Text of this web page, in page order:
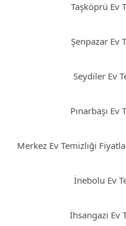
Taşköprü Ev
Şenpazar Ev
Seydiler Ev
Pınarbaşı Ev
Merkez Ev Temizliği
İnebolu Ev
İhsangazi Ev